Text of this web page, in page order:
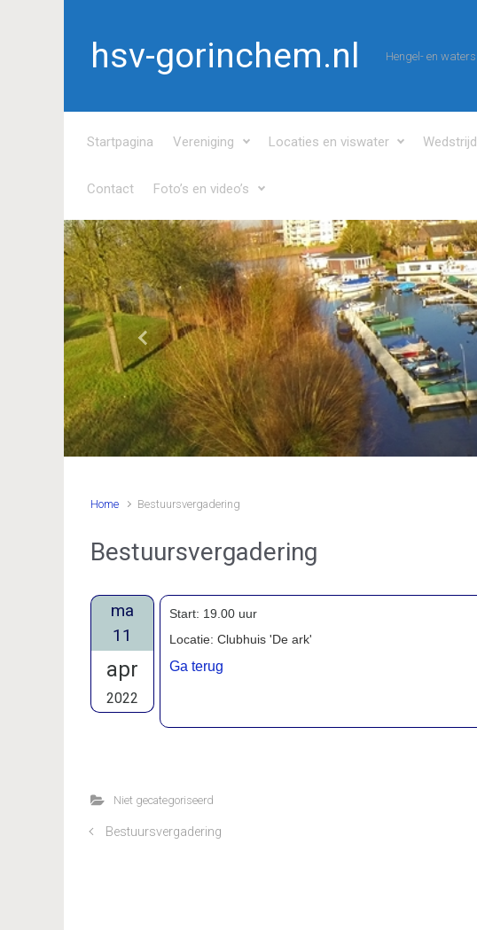
hsv-gorinchem.nl Hengel- en
Startpagina Vereniging Locaties en viswater
Contact Foto’s en video’s
Vorige
Home Bestuursvergadering
Bestuursvergadering
ma
11
apr
2022
Start: 19.00 uur
Locatie: Clubhuis 'De ark'
Ga terug
Niet gecategoriseerd
Bestuursvergadering